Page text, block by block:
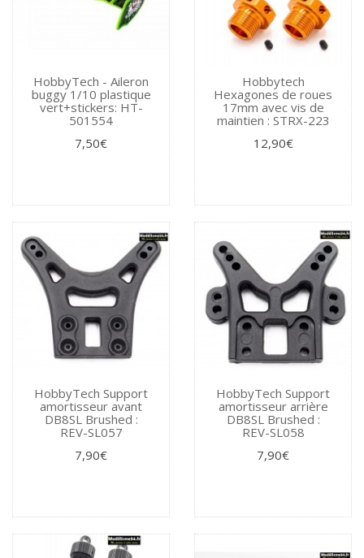
HobbyTech - Aileron
buggy 1/10 plastique
vert+stickers: HT-
501554
7,50€
Hobbytech
Hexagones de roues
17mm avec vis de
maintien : STRX-223
12,90€
HobbyTech Support
amortisseur avant
DB8SL Brushed :
REV-SL057
7,90€
HobbyTech Support
amortisseur arrière
DB8SL Brushed :
REV-SL058
7,90€